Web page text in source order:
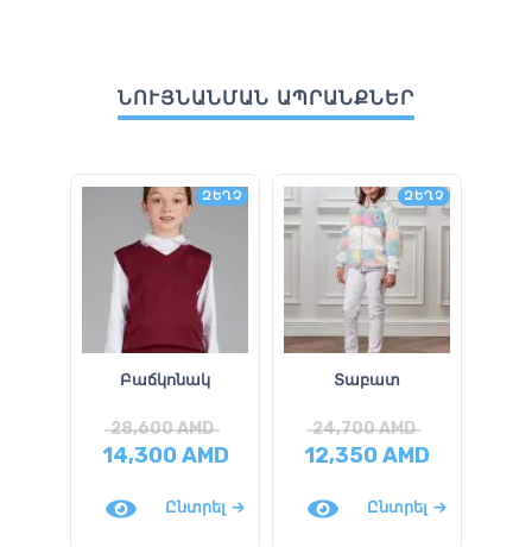
ՆՈՒՅՆԱՆՄԱՆ ԱՊՐԱՆՔՆԵՐ
ԶԵՂՉ
Բաճկոնակ
28,600AMD
14,300AMD
Ընտրել
ԶԵՂՉ
Տաբատ
24,700AMD
12,350AMD
Ընտրել